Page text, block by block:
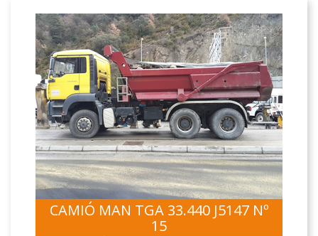
CAMIÓ MAN TGA 33.440 J5147 Nº
15